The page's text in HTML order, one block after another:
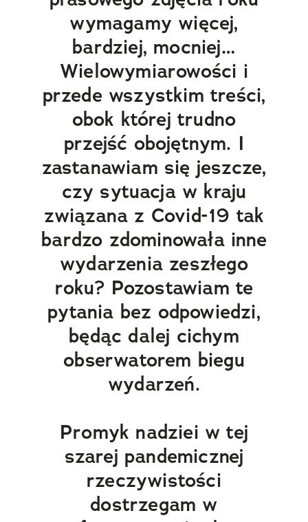
wymagamy więcej,
bardziej, mocniej…
Wielowymiarowości i
przede wszystkim treści,
obok której trudno
przejść obojętnym. I
zastanawiam się jeszcze,
czy sytuacja w kraju
związana z Covid-19 tak
bardzo zdominowała inne
wydarzenia zeszłego
roku? Pozostawiam te
pytania bez odpowiedzi,
będąc dalej cichym
obserwatorem biegu
wydarzeń.
Promyk nadziei w tej
szarej pandemicznej
rzeczywistości
dostrzegam w